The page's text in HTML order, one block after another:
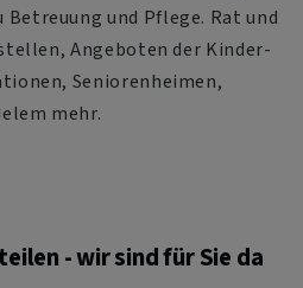
Betreuung und Pflege. Rat und
Angeboten der Kinder-
Seniorenheimen,
mehr.
- wir sind für Sie da